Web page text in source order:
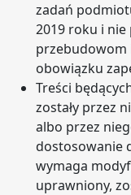
zadań
2019 roku i
przebudowom
obowiązku
Treści
zostały przez
albo przez
dostosowanie
wymaga
uprawniony,